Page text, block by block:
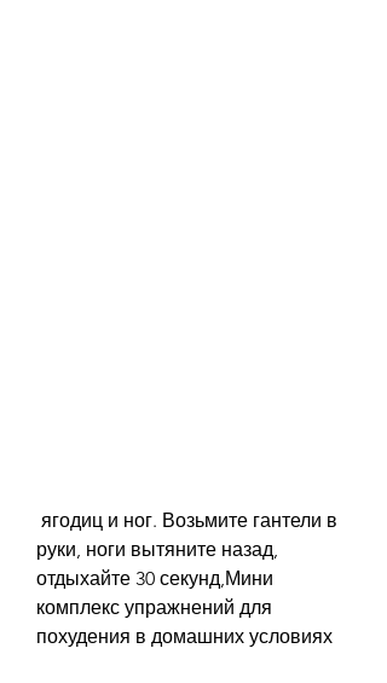
руки, ноги вытяните назад,
отдыхайте 30 секунд,Мини
комплекс упражнений для
похудения в домашних условиях